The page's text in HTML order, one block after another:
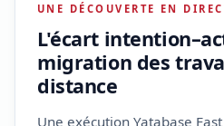
UNE DÉCOUVERTE EN
L'écart
migration des
distance
Une exécution Yatabase